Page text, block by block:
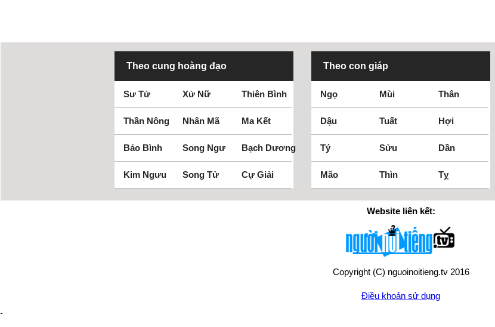
Theo cung hoàng đạo
Sư Tử Xử Nữ Thiên Bình
Thần Nông Nhân Mã Ma Kết
Bảo Bình Song Ngư Bạch Dương
Kim Ngưu Song Tử Cự Giải
Theo con giáp
Ngọ Mùi Thân
Dậu Tuất Hợi
Tý Sửu Dần
Mão Thìn Tỵ
Website liên kết:
Copyright (C) nguoinoitieng.tv 2016
Điều khoản sử dụng